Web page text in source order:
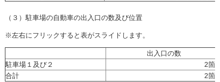
（３）駐車場の自動車の出入口の数及び位置
※左右にフリックすると表がスライドします。
出入口の数
駐車場１及び２
2箇
合計
2箇